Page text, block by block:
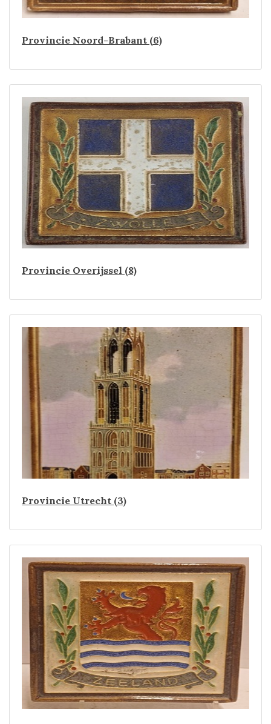
Provincie Noord-Brabant (6)
Provincie Overijssel (8)
Provincie Utrecht (3)